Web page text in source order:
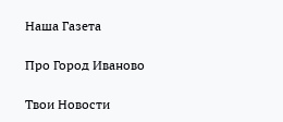
Наша Газета
Про Город Иваново
Твои Новости